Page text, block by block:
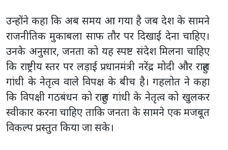
उन्होंने कहा कि अब समय आ गया है जब देश के सामने
राजनीतिक मुकाबला साफ तौर पर दिखाई देना चाहिए।
उनके अनुसार, जनता को यह स्पष्ट संदेश मिलना चाहिए
कि राष्ट्रीय स्तर पर लड़ाई प्रधानमंत्री नरेंद्र मोदी और राहुल
गांधी के नेतृत्व वाले विपक्ष के बीच है। गहलोत ने कहा
कि विपक्षी गठबंधन को राहुल गांधी के नेतृत्व को खुलकर
स्वीकार करना चाहिए ताकि जनता के सामने एक मजबूत
विकल्प प्रस्तुत किया जा सके।